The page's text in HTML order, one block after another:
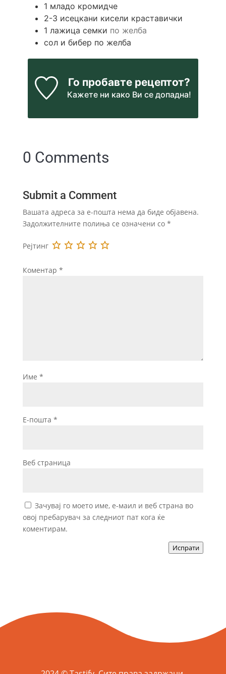
1 младо кромидче
2-3 исецкани кисели краставички
1 лажица семки по желба
сол и бибер по желба
Го пробавте рецептот?
Кажете ни како Ви се допадна!
0 Comments
Submit a Comment
Вашата адреса за е-пошта нема да биде објавена.
Задолжителните полиња се означени со *
Рејтинг
Коментар *
Име *
Е-пошта *
Веб страница
Зачувај го моето име, е-маил и веб страна во
овој пребарувач за следниот пат кога ќе
коментирам.
Испрати